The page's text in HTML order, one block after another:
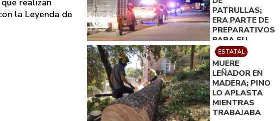
realizan
la Leyenda de
PATRULLAS;
ERA PARTE DE
PREPARATIVOS
PARA SU
PRÓXIMA
ENTREGA
ESTATAL
MUERE
LEÑADOR EN
MADERA; PINO
LO APLASTA
MIENTRAS
TRABAJABA